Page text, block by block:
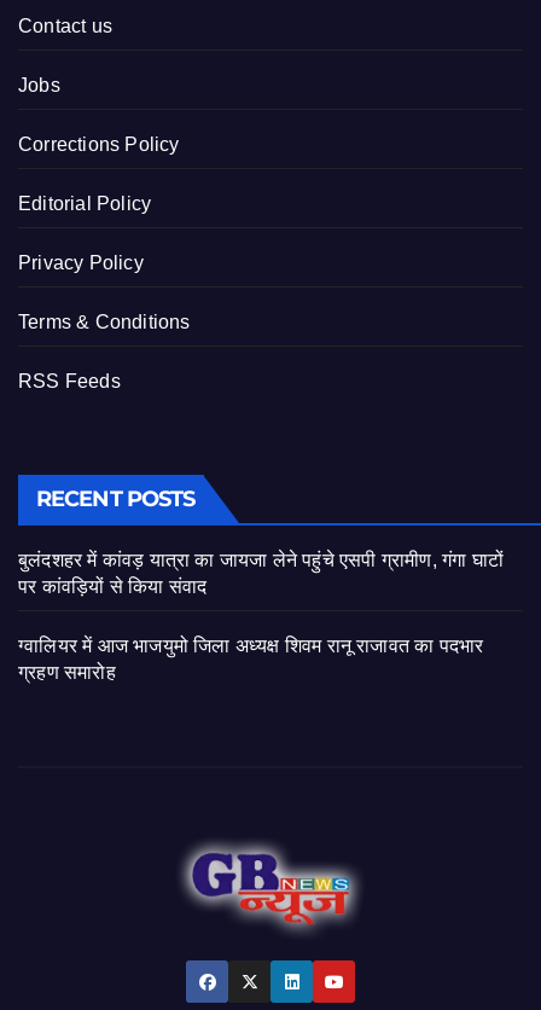
Contact us
Jobs
Corrections Policy
Editorial Policy
Privacy Policy
Terms & Conditions
RSS Feeds
RECENT POSTS
बुलंदशहर में कांवड़ यात्रा का जायजा लेने पहुंचे एसपी ग्रामीण, गंगा घाटों
पर कांवड़ियों से किया संवाद
ग्वालियर में आज भाजयुमो जिला अध्यक्ष शिवम रानू राजावत का पदभार
ग्रहण समारोह